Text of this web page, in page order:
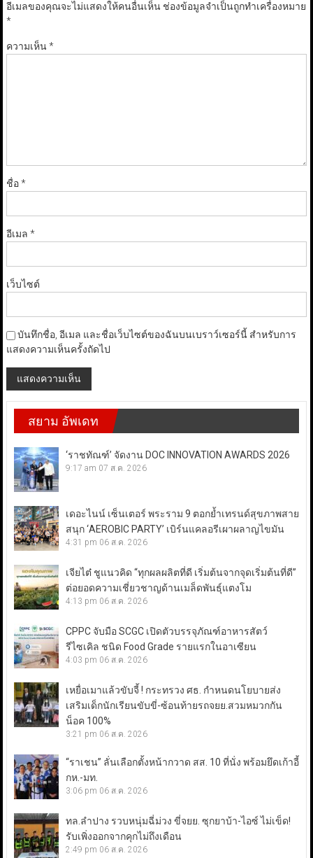
อีเมลของคุณจะไม่แสดงให้คนอื่นเห็น ช่องข้อมูลจำเป็นถูกทำเครื่องหมาย
*
ความเห็น*
ชื่อ*
อีเมล *
เว็บไซต์
บันทึกชื่อ, อีเมล และชื่อเว็บไซต์ของฉันบนเบราว์เซอร์นี้ สำหรับการ
แสดงความเห็นครั้งถัดไป
สยาม อัพเดท
‘ราชทัณฑ์’ จัดงาน DOC INNOVATION AWARDS 2026
9:17 am 07 ส.ค. 2026
เดอะไนน์ เซ็นเตอร์ พระราม 9 ตอกย้ำเทรนด์สุขภาพสาย
สนุก ‘AEROBIC PARTY’ เบิร์นแคลอรีเผาผลาญไขมัน
4:31 pm 06 ส.ค. 2026
เจียไต๋ ชูแนวคิด “ทุกผลผลิตที่ดี เริ่มต้นจากจุดเริ่มต้นที่ดี”
ต่อยอดความเชี่ยวชาญด้านเมล็ดพันธุ์แตงโม
4:13 pm 06 ส.ค. 2026
CPPC จับมือ SCGC เปิดตัวบรรจุภัณฑ์อาหารสัตว์
รีไซเคิล ชนิด Food Grade รายแรกในอาเซียน
4:03 pm 06 ส.ค. 2026
เหยื่อเมาแล้วขับจี้ ! กระทรวง ศธ. กำหนดนโยบายส่ง
เสริมเด็กนักเรียนขับขี่-ซ้อนท้ายรถจยย.สวมหมวกกัน
น็อค 100%
3:21 pm 06 ส.ค. 2026
“ราเชน” ลั่นเลือกตั้งหน้ากวาด สส. 10 ที่นั่ง พร้อมยึดเก้าอี้
กห.-มท.
3:06 pm 06 ส.ค. 2026
ทล.ลำปาง รวบหนุ่มฉี่ม่วง ขี่จยย. ซุกยาบ้า-ไอซ์ ไม่เข็ด!
รับเพิ่งออกจากคุกไม่ถึงเดือน
2:49 pm 06 ส.ค. 2026